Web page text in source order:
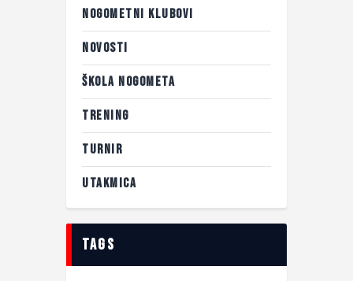
NOGOMETNI KLUBOVI
NOVOSTI
ŠKOLA NOGOMETA
TRENING
TURNIR
UTAKMICA
tags